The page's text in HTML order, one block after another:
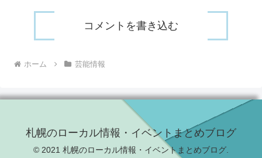
コメントを書き込む
ホーム 芸能情報
札幌のローカル情報・イベントまとめブログ
© 2021 札幌のローカル情報・イベントまとめブログ.